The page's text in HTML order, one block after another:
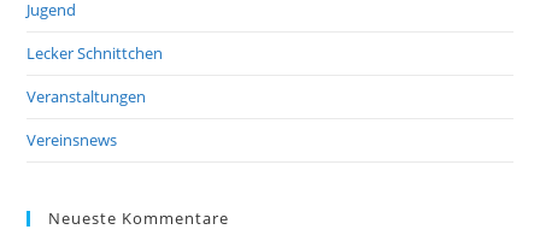
Jugend
Lecker Schnittchen
Veranstaltungen
Vereinsnews
Neueste Kommentare